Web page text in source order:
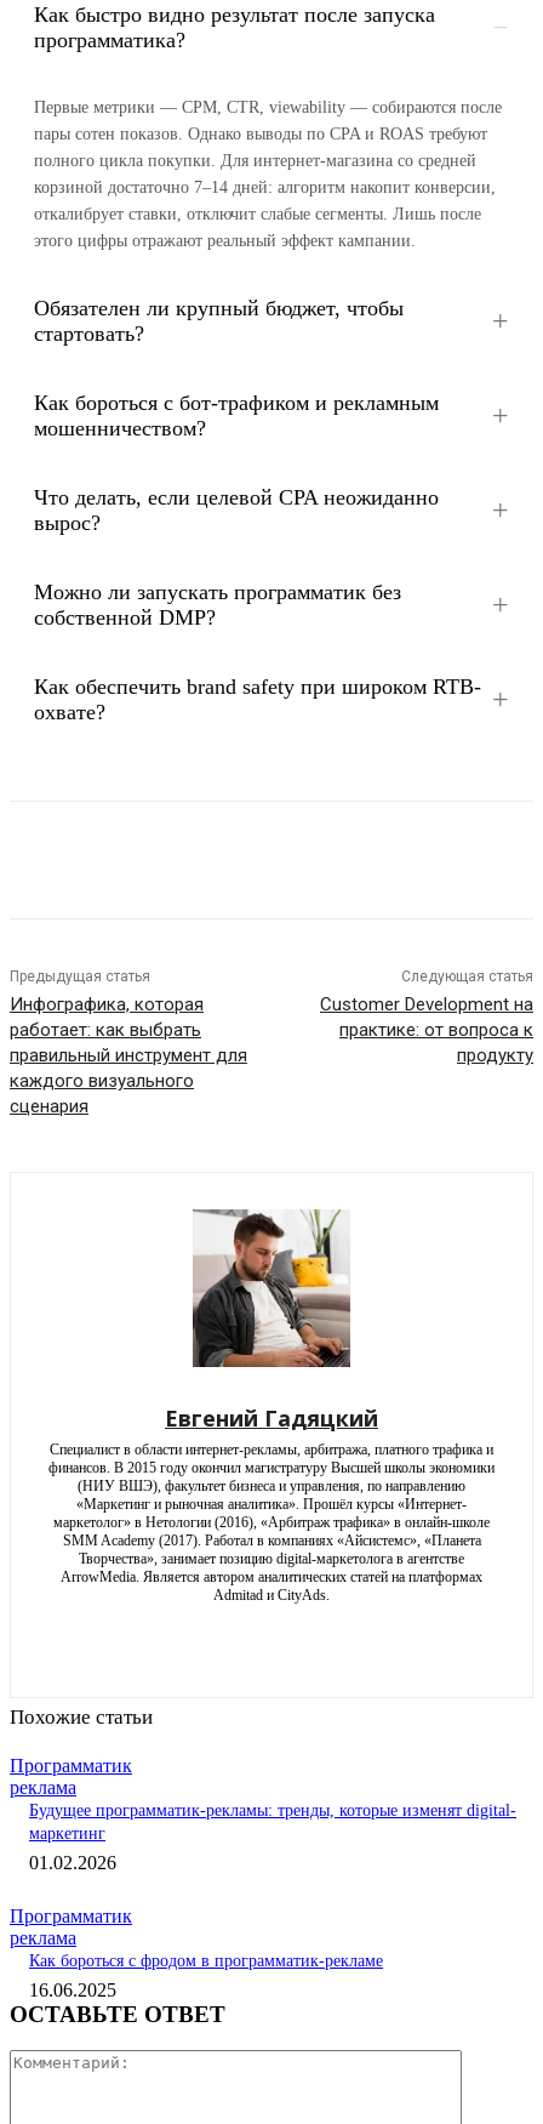
Как быстро видно результат после запуска
программатика?
Первые метрики — CPM, CTR, viewability — собираются после
пары сотен показов. Однако выводы по CPA и ROAS требуют
полного цикла покупки. Для интернет-магазина со средней
корзиной достаточно 7–14 дней: алгоритм накопит конверсии,
откалибрует ставки, отключит слабые сегменты. Лишь после
этого цифры отражают реальный эффект кампании.
Обязателен ли крупный бюджет, чтобы
стартовать?
Как бороться с бот-трафиком и рекламным
мошенничеством?
Что делать, если целевой CPA неожиданно
вырос?
Можно ли запускать программатик без
собственной DMP?
Как обеспечить brand safety при широком RTB-
охвате?
Предыдущая статья
Инфографика, которая
работает: как выбрать
правильный инструмент для
каждого визуального
сценария
Следующая статья
Customer Development на
практике: от вопроса к
продукту
Евгений Гадяцкий
Специалист в области интернет-рекламы, арбитража, платного трафика и
финансов. В 2015 году окончил магистратуру Высшей школы экономики
(НИУ ВШЭ), факультет бизнеса и управления, по направлению
«Маркетинг и рыночная аналитика». Прошёл курсы «Интернет-
маркетолог» в Нетологии (2016), «Арбитраж трафика» в онлайн-школе
SMM Academy (2017). Работал в компаниях «Айсистемс», «Планета
Творчества», занимает позицию digital-маркетолога в агентстве
ArrowMedia. Является автором аналитических статей на платформах
Admitad и CityAds.
Похожие статьи
Программатик
реклама
Будущее программатик-рекламы: тренды, которые изменят digital-
маркетинг
01.02.2026
Программатик
реклама
Как бороться с фродом в программатик-рекламе
16.06.2025
ОСТАВЬТЕ ОТВЕТ